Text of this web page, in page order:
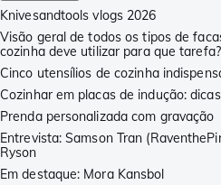
Knivesandtools vlogs 2026
Visão geral de todos os tipos de
cozinha deve utilizar para que tarefa?
Cinco utensílios de cozinha
Cozinhar em placas de indução:
Prenda personalizada com gravação
Entrevista: Samson Tran
Ryson
Em destaque: Mora Kansbol